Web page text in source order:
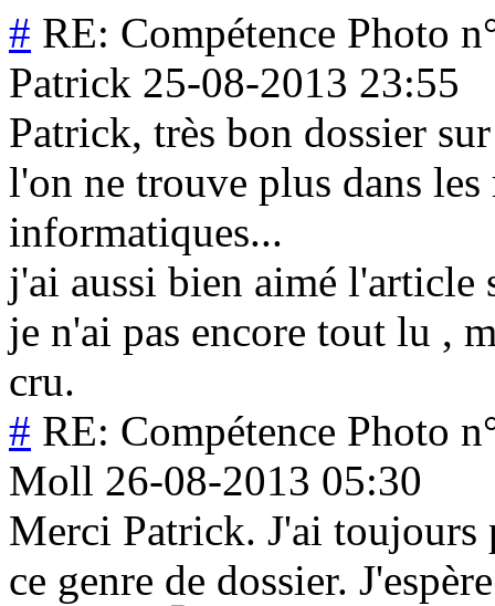
# RE: Compétence Photo
Patrick 25-08-2013 23:55
Patrick, très bon dossier
l'on ne trouve plus dans les
informatiques...
j'ai aussi bien aimé l'article
je n'ai pas encore tout lu ,
cru.
# RE: Compétence Photo
Moll 26-08-2013 05:30
Merci Patrick. J'ai toujours
ce genre de dossier.